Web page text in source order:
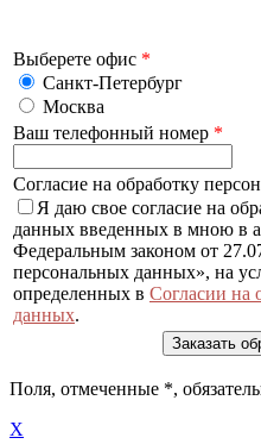
Выберете офис *
Санкт-Петербург
Москва
Ваш телефонный номер *
Согласие на обработку
Я даю свое согласие на
данных введенных в мною в
Федеральным законом от
персональных данных», на
определенных в Согласии на
данных.
Поля, отмеченные *,
X